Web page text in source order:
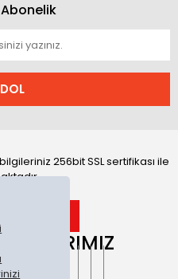
256bit SSL sertifikası ile